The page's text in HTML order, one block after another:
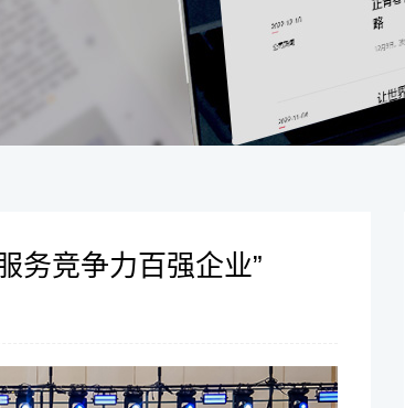
务竞争力百强企业”